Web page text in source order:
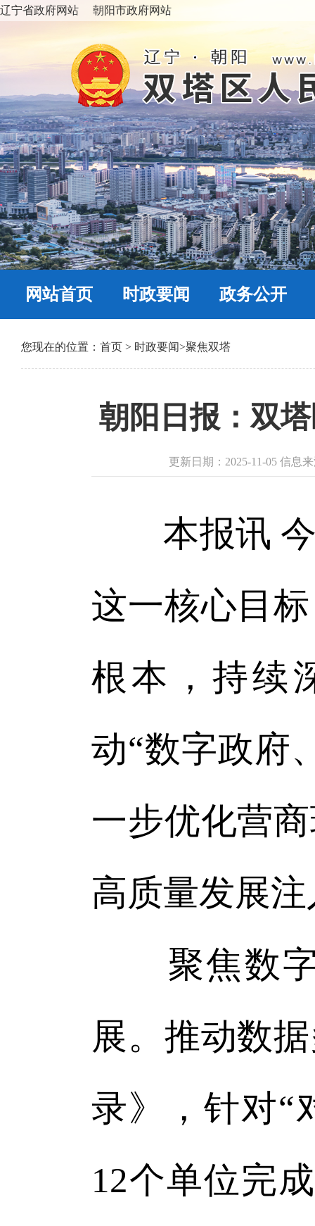
辽宁省政府网站 朝阳市政府网站
网站首页 时政要闻 政务公开
您现在的位置： 首页 > 时政要闻>聚焦双塔
朝阳日报：双
更新日期：2025-11-05 信息
本报讯 今
这一核心目
根本，持续
动“数字政府
一步优化营
高质量发展
聚焦数字
展。推动数
录》，针对“
12个单位完